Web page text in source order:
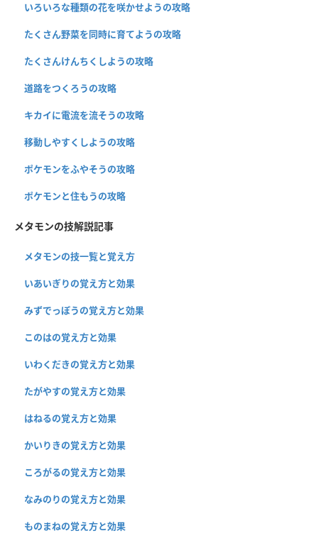
いろいろな種類の花を咲かせようの攻略
たくさん野菜を同時に育てようの攻略
たくさんけんちくしようの攻略
道路をつくろうの攻略
キカイに電流を流そうの攻略
移動しやすくしようの攻略
ポケモンをふやそうの攻略
ポケモンと住もうの攻略
メタモンの技解説記事
メタモンの技一覧と覚え方
いあいぎりの覚え方と効果
みずでっぽうの覚え方と効果
このはの覚え方と効果
いわくだきの覚え方と効果
たがやすの覚え方と効果
はねるの覚え方と効果
かいりきの覚え方と効果
ころがるの覚え方と効果
なみのりの覚え方と効果
ものまねの覚え方と効果